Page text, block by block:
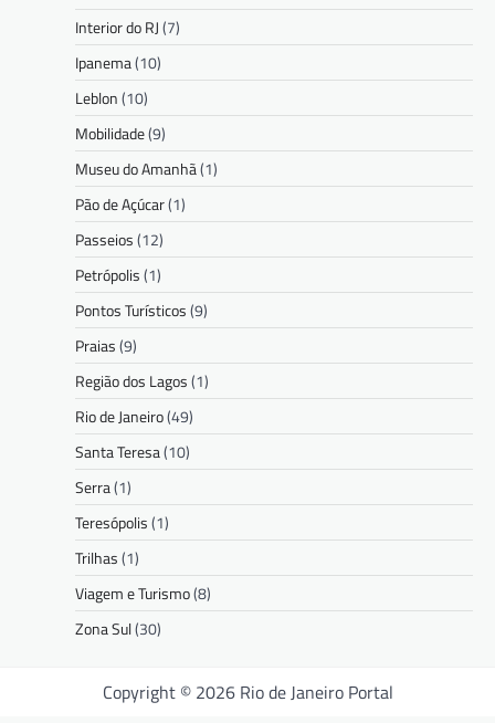
Interior do RJ(7)
Ipanema(10)
Leblon(10)
Mobilidade(9)
Museu do Amanhã(1)
Pão de Açúcar(1)
Passeios(12)
Petrópolis(1)
Pontos Turísticos(9)
Praias(9)
Região dos Lagos(1)
Rio de Janeiro(49)
Santa Teresa(10)
Serra(1)
Teresópolis(1)
Trilhas(1)
Viagem e Turismo(8)
Zona Sul(30)
Copyright © 2026 Rio de Janeiro Portal